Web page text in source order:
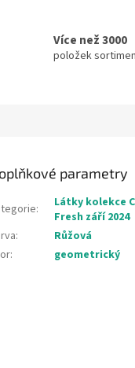
Více než 3000
položek
parametry
:
Látky kolekce
Fresh září 2024
:
Růžová
: geometrický